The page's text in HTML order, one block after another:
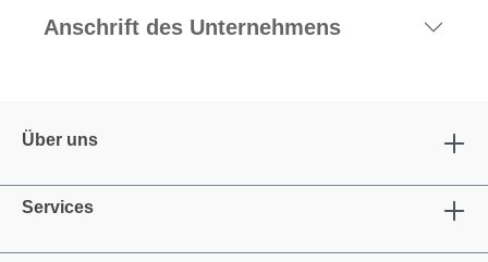
Anschrift des Unternehmens
Über uns
Services